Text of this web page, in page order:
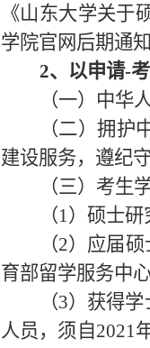
《山东大学关于
学院官网后期通知
2、以申请-
（一）中华
（二）拥
建设服务，遵纪
（三）考生
（1）硕士研
（2）应届
育部留学服务中
（3）获得
人员，须自2021